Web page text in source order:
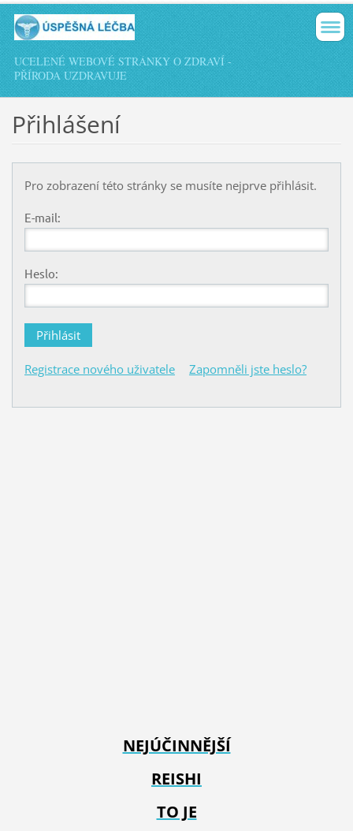
UCELENÉ WEBOVÉ STRÁNKY O ZDRAVÍ -
PŘÍRODA UZDRAVUJE
Přihlášení
Pro zobrazení této stránky se musíte nejprve přihlásit.
E-mail:
Heslo:
Registrace nového uživatele Zapomněli jste heslo?
NEJÚČINNĚJŠÍ
REISHI
TO JE